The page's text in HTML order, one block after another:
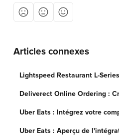
Articles connexes
Lightspeed Restaurant L-
Deliverect Online Ordering :
Uber Eats : Intégrez votre
Uber Eats : Aperçu de